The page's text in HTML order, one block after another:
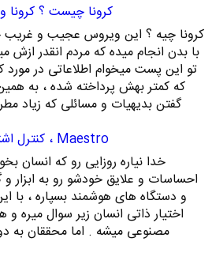
کرونا چیست ؟ کرونا
کرونا چیه ؟ این ویروس عجیب و غریب
با بدن انجام میده که مردم انقدر ازش
تو این پست میخوام اطلاعاتی در مورد
که کمتر بهش پرداخته شده ، به
گفتن بدیهیات و مسائلی که زیاد
Maestro ، کنترل اشتها و کاهش وزن اتوماتیک
خدا نیاره روزایی رو که انسان
احساسات و علایق خودشو رو به ابزار
و دستگاه های هوشمند بسپاره ، با
اختیار ذاتی انسان زیر سوال میره و
مصنوعی میشه . اما محققان به